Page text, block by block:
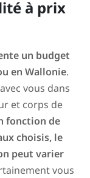
à prix
un budget
en Wallonie.
vous dans
et corps de
fonction de
choisis, le
peut varier
vous